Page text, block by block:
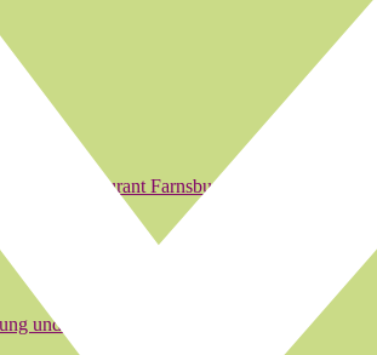
dem Restaurant Farnsburg ihre Zelte neu
und die Leistungsabgeltung der…